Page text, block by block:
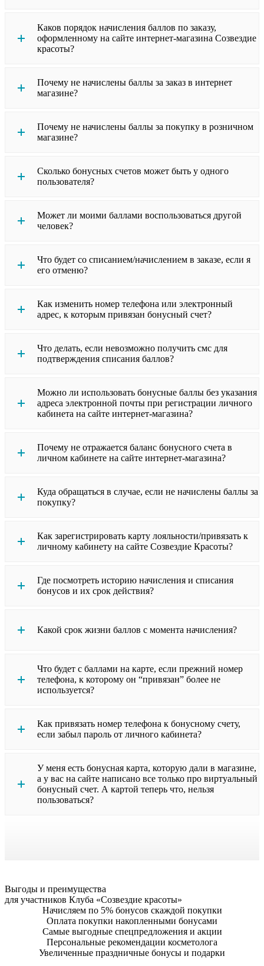
Каков порядок начисления баллов по заказу,
оформленному на сайте интернет-магазина Созвездие
красоты?
Почему не начислены баллы за заказ в интернет
магазине?
Почему не начислены баллы за покупку в розничном
магазине?
Сколько бонусных счетов может быть у одного
пользователя?
Может ли моими баллами воспользоваться другой
человек?
Что будет со списанием/начислением в заказе, если я
его отменю?
Как изменить номер телефона или электронный
адрес, к которым привязан бонусный счет?
Что делать, если невозможно получить смс для
подтверждения списания баллов?
Можно ли использовать бонусные баллы без указания
адреса электронной почты при регистрации личного
кабинета на сайте интернет-магазина?
Почему не отражается баланс бонусного счета в
личном кабинете на сайте интернет-магазина?
Куда обращаться в случае, если не начислены баллы за
покупку?
Как зарегистрировать карту лояльности/привязать к
личному кабинету на сайте Созвездие Красоты?
Где посмотреть историю начисления и списания
бонусов и их срок действия?
Какой срок жизни баллов с момента начисления?
Что будет с баллами на карте, если прежний номер
телефона, к которому он “привязан” более не
используется?
Как привязать номер телефона к бонусному счету,
если забыл пароль от личного кабинета?
У меня есть бонусная карта, которую дали в магазине,
а у вас на сайте написано все только про виртуальный
бонусный счет. А картой теперь что, нельзя
пользоваться?
Выгоды и преимущества
для участников Клуба «Созвездие красоты»
Начисляем по 5% бонусов скаждой покупки
Оплата покупки накопленными бонусами
Самые выгодные спецпредложения и акции
Персональные рекомендации косметолога
Увеличенные праздничные бонусы и подарки